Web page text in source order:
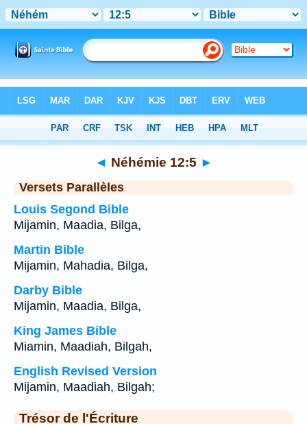
Chapitre 12> Verset 5
◄ Néhémie 12:5 ►
Versets Parallèles
Louis Segond Bible
Mijamin, Maadia, Bilga,
Martin Bible
Mijamin, Mahadia, Bilga,
Darby Bible
Mijamin, Maadia, Bilga,
King James Bible
Miamin, Maadiah, Bilgah,
English Revised Version
Mijamin, Maadiah, Bilgah;
Trésor de l'Écriture